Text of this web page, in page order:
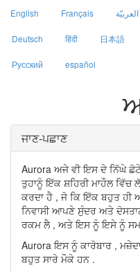
English Français العربيّة
Deutsch हिंदी 日本語
Русский español
ਜਾਣ-ਪਛਾਣ
Aurora ਅਜੇ ਵੀ ਇਸ ਦੇ ਨਿੱਘੇ
ਤੁਹਾਨੂੰ ਇੱਕ ਸ਼ਹਿਰੀ ਮਾਹੌਲ ਵਿੱਚ
ਕਰਦਾ ਹੈ , ਜੋ ਕਿ ਇੱਕ ਬਹੁਤ ਹੀ
ਨਿਵਾਸੀ ਆਪਣੇ ਸੁੰਦਰ ਅਤੇ
ਰਕਮ ਲੈ , ਅਤੇ ਇਸ ਨੂੰ ਇਸੇ ਨੂੰ
Aurora ਇਸ ਨੂੰ ਕਾਰੋਬਾਰ ,
ਬਹੁਤ ਸਾਰੇ ਮੌਕੇ ਹਨ .